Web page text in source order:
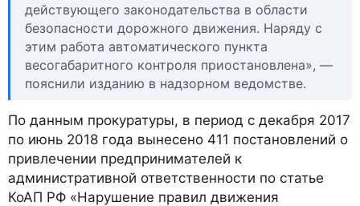
действующего законодательства в области
безопасности дорожного движения. Наряду с
этим работа автоматического пункта
весогабаритного контроля приостановлена», —
пояснили изданию в надзорном ведомстве.
По данным прокуратуры, в период с декабря 2017
по июнь 2018 года вынесено 411 постановлений о
привлечении предпринимателей к
административной ответственности по статье
КоАП РФ «Нарушение правил движения